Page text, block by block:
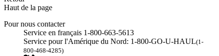
Haut de la page
Pour nous contacter
Service en français 1-800-663-5613
Service pour l'Amérique du Nord: 1-800-GO-U-HAUL(1-
800-468-4285)